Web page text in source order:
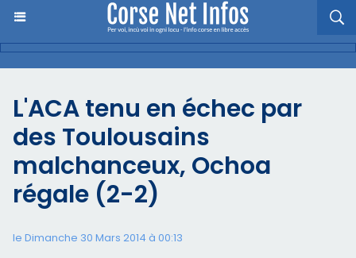
L'ACA tenu en échec par
des Toulousains
malchanceux, Ochoa
régale (2-2)
le Dimanche 30 Mars 2014 à 00:13